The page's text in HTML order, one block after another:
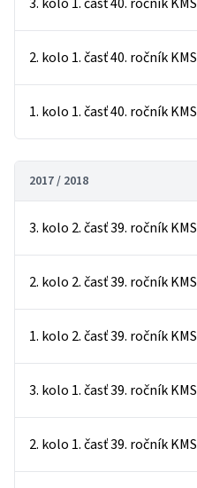
2. kolo 1. časť 40. ročník KMS
1. kolo 1. časť 40. ročník KMS
2017 / 2018
3. kolo 2. časť 39. ročník KMS
2. kolo 2. časť 39. ročník KMS
1. kolo 2. časť 39. ročník KMS
3. kolo 1. časť 39. ročník KMS
2. kolo 1. časť 39. ročník KMS